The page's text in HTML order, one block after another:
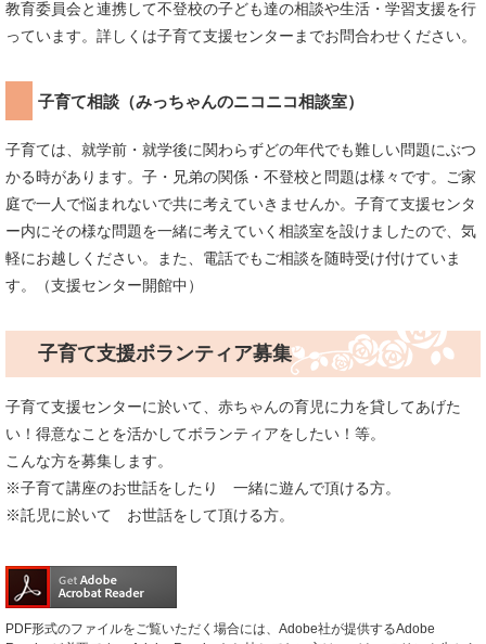
教育委員会と連携して不登校の子ども達の相談や生活・学習支援を行
っています。詳しくは子育て支援センターまでお問合わせください。
子育て相談（みっちゃんのニコニコ相談室）
子育ては、就学前・就学後に関わらずどの年代でも難しい問題にぶつ
かる時があります。子・兄弟の関係・不登校と問題は様々です。ご家
庭で一人で悩まれないで共に考えていきませんか。子育て支援センタ
ー内にその様な問題を一緒に考えていく相談室を設けましたので、気
軽にお越しください。また、電話でもご相談を随時受け付けていま
す。（支援センター開館中）
子育て支援ボランティア募集
子育て支援センターに於いて、赤ちゃんの育児に力を貸してあげた
い！得意なことを活かしてボランティアをしたい！等。
こんな方を募集します。
※子育て講座のお世話をしたり 一緒に遊んで頂ける方。
※託児に於いて お世話をして頂ける方。
PDF形式のファイルをご覧いただく場合には、Adobe社が提供するAdobe